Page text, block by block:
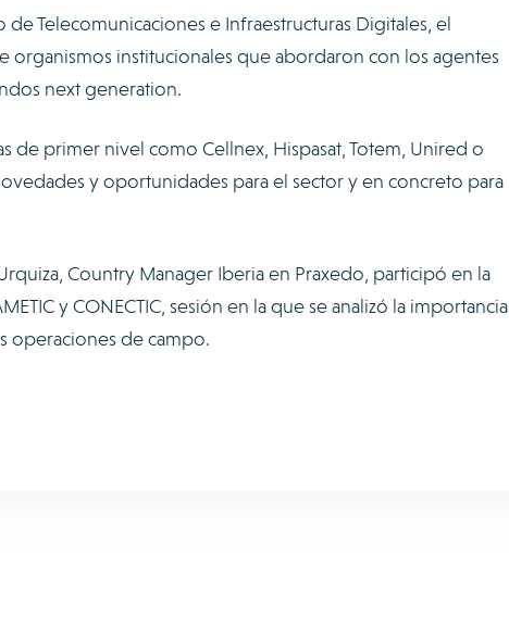
de Telecomunicaciones e Infraestructuras Digitales, el
organismos institucionales que abordaron con los agentes
next generation.
de primer nivel como Cellnex, Hispasat, Totem, Unired o
y oportunidades para el sector y en concreto para
Country Manager Iberia en Praxedo, participó en la
y CONECTIC, sesión en la que se analizó la importancia
operaciones de campo.